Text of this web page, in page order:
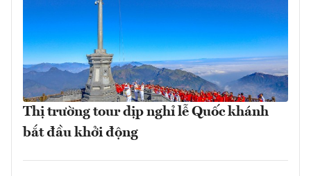
Thị trường tour dịp nghỉ lễ Quốc khánh
bắt đầu khởi động